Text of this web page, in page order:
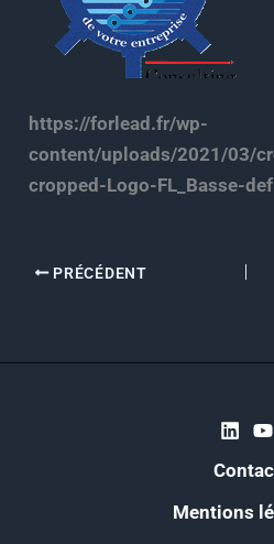
https://forlead.fr/wp-
content/uploads/2021/03/
cropped-Logo-FL_Basse-
PRÉCÉDENT
Mentions